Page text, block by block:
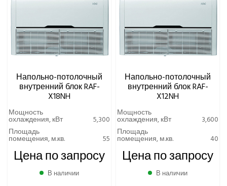
Aeronic
ALFACOOL
BALLU
Daikin
ECOSTAR
Electrolux
EXPERTAIR by ZILON
Ecoclima
Напольно-потолочный
внутренний блок RAF-
X18NH
Мощность
охлаждения, кВт
5,300
Площадь
помещения, м.кв. 55
Цена по запросу
В наличии
Напольно-потолочный
внутренний блок RAF-
X12NH
Мощность
охлаждения, кВт
3,600
Площадь
помещения, м.кв. 40
Цена по запросу
В наличии